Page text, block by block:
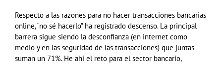
Respecto a las razones para no hacer transacciones bancarias
online, “no sé hacerlo” ha registrado descenso. La principal
barrera sigue siendo la desconfianza (en internet como
medio y en las seguridad de las transacciones) que juntas
suman un 71%. He ahí el reto para el sector bancario,